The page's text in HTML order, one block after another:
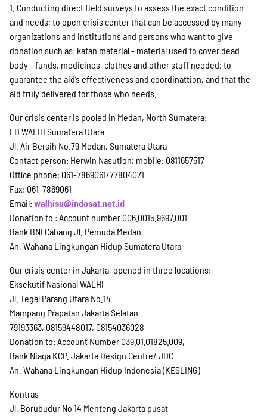
1. Conducting direct field surveys to assess the exact condition
and needs; to open crisis center that can be accessed by many
organizations and institutions and persons who want to give
donation such as: kafan material - material used to cover dead
body - funds, medicines, clothes and other stuff needed; to
guarantee the aid’s effectiveness and coordinattion, and that the
aid truly delivered for those who needs.
Our crisis center is pooled in Medan, North Sumatera:
ED WALHI Sumatera Utara
Jl. Air Bersih No.79 Medan, Sumatera Utara
Contact person: Herwin Nasution; mobile: 0811657517
Office phone: 061-7869061/77804071
Fax: 061-7869061
Email: walhisu@indosat.net.id
Donation to : Account number 006.0015.9697.001
Bank BNI Cabang Jl. Pemuda Medan
An. Wahana Lingkungan Hidup Sumatera Utara
Our crisis center in Jakarta, opened in three locations:
Eksekutif Nasional WALHI
Jl. Tegal Parang Utara No.14
Mampang Prapatan Jakarta Selatan
79193363, 08159448017, 08154036028
Donation to: Account Number 039.01.01825.009,
Bank Niaga KCP. Jakarta Design Centre/ JDC
An. Wahana Lingkungan Hidup Indonesia (KESLING)
Kontras
Jl. Borubudur No 14 Menteng Jakarta pusat